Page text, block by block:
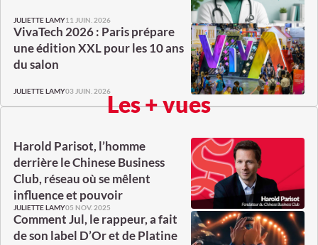
JULIETTE LAMY11 JUIN. 2026
VivaTech 2026 : Paris prépare
une édition XXL pour les 10 ans
du salon
JULIETTE LAMY03 JUIN. 2026Les + vues
Harold Parisot, l’homme
derrière le Chinese Business
Club, réseau où se mêlent
influence et pouvoir
JULIETTE LAMY05 NOV. 2025
Comment Jul, le rappeur, a fait
de son label D’Or et de Platine